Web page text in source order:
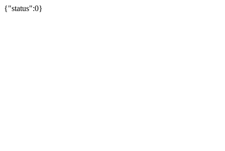
{"status":0}